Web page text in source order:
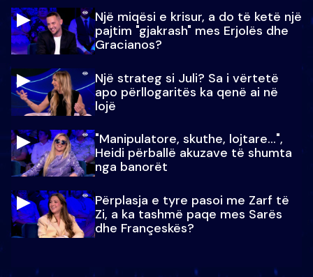
Një miqësi e krisur, a do të ketë një
pajtim "gjakrash" mes Erjolës dhe
Gracianos?
Një strateg si Juli? Sa i vërtetë
apo përllogaritës ka qenë ai në
lojë
"Manipulatore, skuthe, lojtare...",
Heidi përballë akuzave të shumta
nga banorët
Përplasja e tyre pasoi me Zarf të
Zi, a ka tashmë paqe mes Sarës
dhe Françeskës?